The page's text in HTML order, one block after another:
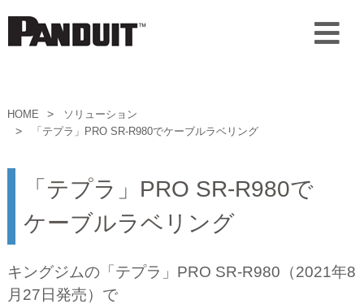
HOME
ソリューション
「テプラ」PRO SR-R980でケーブルラベリング
「テプラ」PRO SR-R980で
ケーブルラベリング
キングジムの「テプラ」PRO SR-R980（2021年8
月27日発売）で